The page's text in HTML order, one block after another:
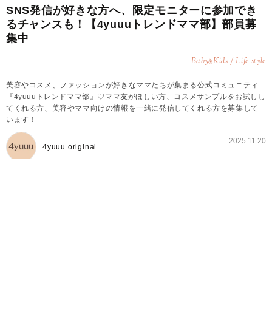
SNS発信が好きな方へ、限定モニターに参加でき
るチャンスも！【4yuuuトレンドママ部】部員募
集中
Baby&Kids / Life style
美容やコスメ、ファッションが好きなママたちが集まる公式コミュニティ
『4yuuuトレンドママ部』♡ママ友がほしい方、コスメサンプルをお試しし
てくれる方、美容やママ向けの情報を一緒に発信してくれる方を募集して
います！
4yuuu original
2025.11.20